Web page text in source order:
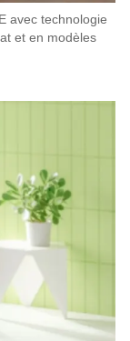
avec technologie
et en modèles